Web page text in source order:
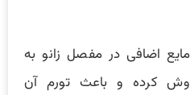
اضافی در مفصل زانو به
کرده و باعث تورم آن